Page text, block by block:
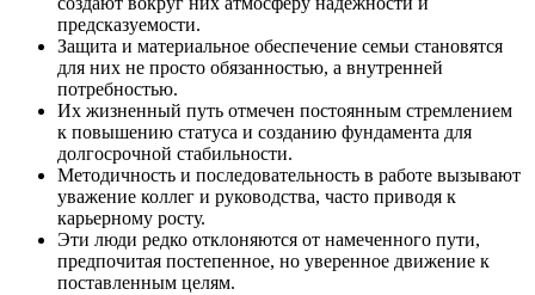
предсказуемости.
Защита и материальное обеспечение семьи становятся
для них не просто обязанностью, а внутренней
потребностью.
Их жизненный путь отмечен постоянным стремлением
к повышению статуса и созданию фундамента для
долгосрочной стабильности.
Методичность и последовательность в работе вызывают
уважение коллег и руководства, часто приводя к
карьерному росту.
Эти люди редко отклоняются от намеченного пути,
предпочитая постепенное, но уверенное движение к
поставленным целям.